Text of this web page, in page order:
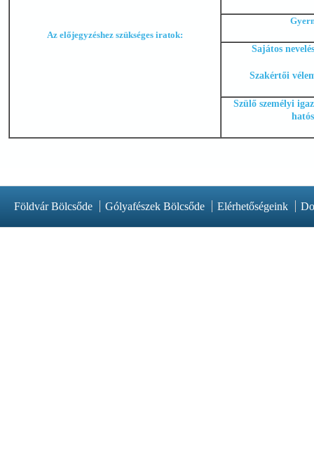
Az előjegyzéshez szükséges iratok:
Sajátos
Szakértői
Szülő személyi
Földvár Bölcsőde Gólyafészek Bölcsőde Elérhetőségeink